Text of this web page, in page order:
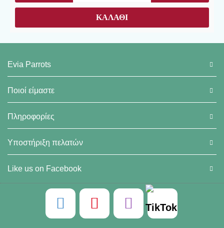
ΚΑΛΆΘΙ
Evia Parrots
Ποιοί είμαστε
Πληροφορίες
Υποστήριξη πελατών
Like us on Facebook